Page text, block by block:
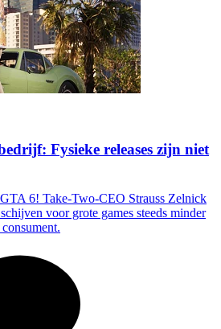
Fysieke releases zijn niet
6! Take-Two-CEO Strauss Zelnick
voor grote games steeds minder